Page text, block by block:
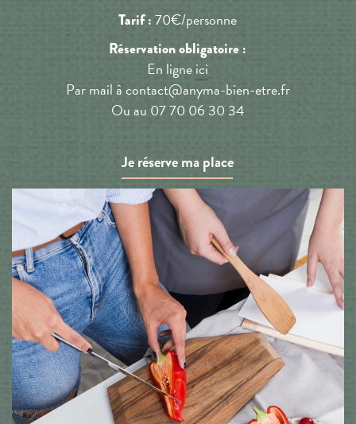
Tarif :70€/personne
Réservation obligatoire :
En ligneici
Par mail à contact@anyma-bien-etre.fr
Ou au 07 70 06 30 34
Je réserve ma place